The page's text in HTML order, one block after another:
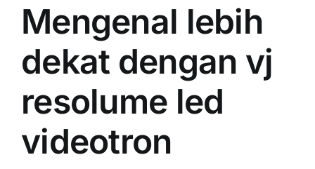
Foto
Portofolio
Blog
Mengenal lebih
dekat dengan vj
resolume led
videotron